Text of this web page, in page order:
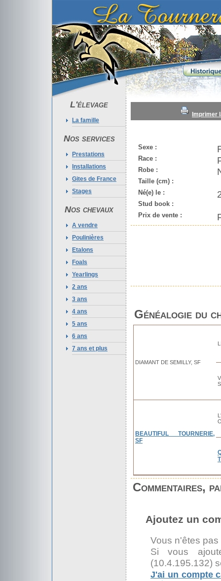
L'élevage
La famille
Nos services
Prestations
Installations
Gites de France
Stages
Nos chevaux
A vendre
Poulinières
Etalons
Foals
Yearlings
2 ans
3 ans
4 ans
5 ans
6 ans
7 ans et plus
Imprimer
Sexe :
Race :
Robe :
Taille (cm) :
Né(e) le :
Stud book :
Prix de vente :
Généalogie du
DIAMANT DE SEMILLY, SF
BEAUTIFUL TOURNERIE,
SF
Commentaires,
Ajoutez un
Vous n'êtes
Si vous
(10.4.195.132)
J'ai un compte